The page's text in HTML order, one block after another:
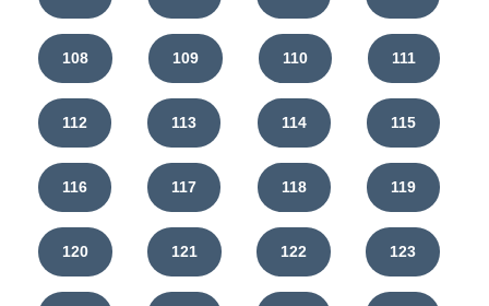
108 109 110 111
112 113 114 115
116 117 118 119
120 121 122 123